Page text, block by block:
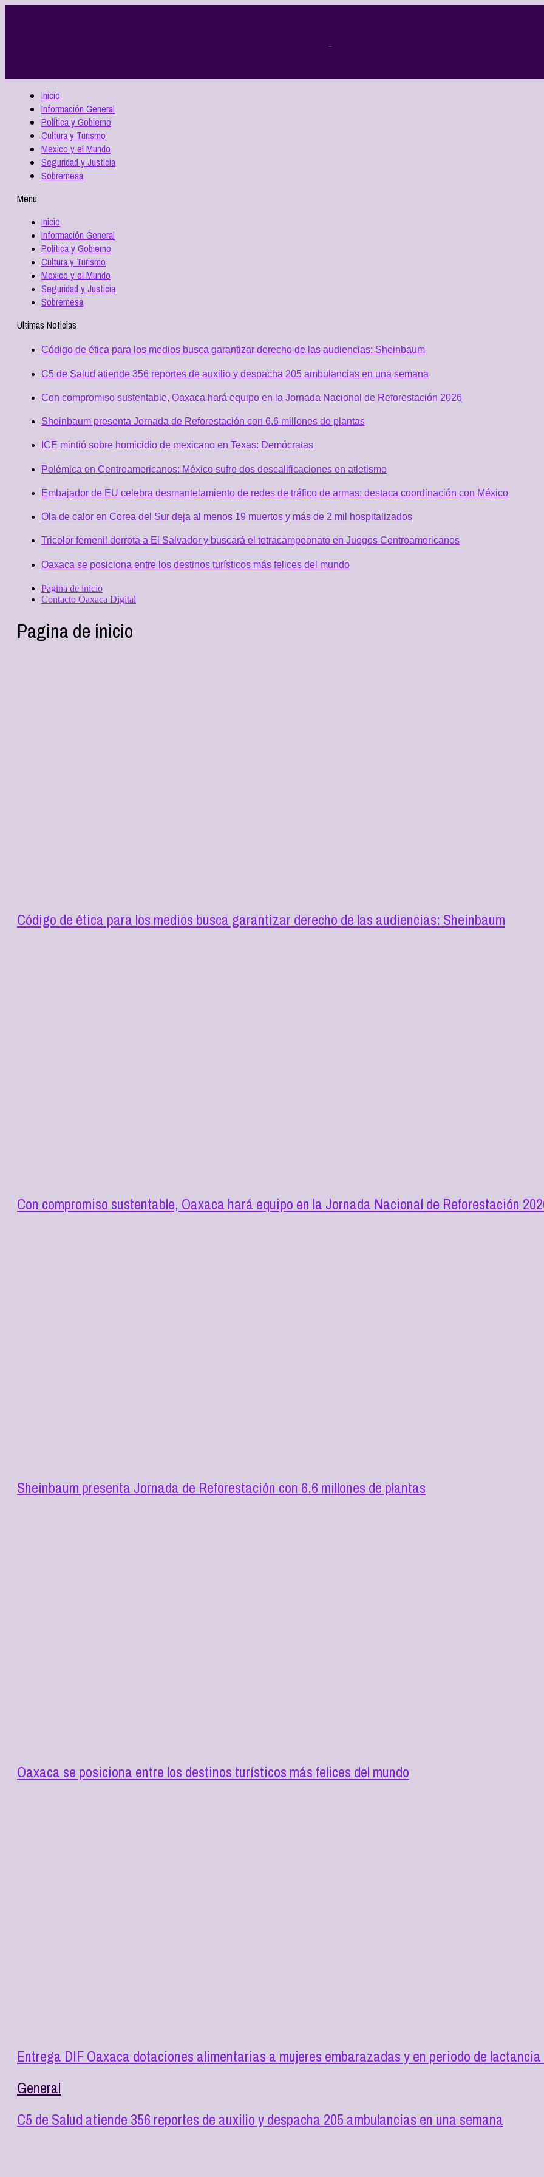
Inicio
Información General
Política y Gobierno
Cultura y Turismo
Mexico y el Mundo
Seguridad y Justicia
Sobremesa
Menu
Inicio
Información General
Política y Gobierno
Cultura y Turismo
Mexico y el Mundo
Seguridad y Justicia
Sobremesa
Ultimas Noticias
Código de ética para los medios busca garantizar derecho de las audiencias: Sheinbaum
C5 de Salud atiende 356 reportes de auxilio y despacha 205 ambulancias en una semana
Con compromiso sustentable, Oaxaca hará equipo en la Jornada Nacional de Reforestación 2026
Sheinbaum presenta Jornada de Reforestación con 6.6 millones de plantas
ICE mintió sobre homicidio de mexicano en Texas: Demócratas
Polémica en Centroamericanos: México sufre dos descalificaciones en atletismo
Embajador de EU celebra desmantelamiento de redes de tráfico de armas: destaca coordinación con México
Ola de calor en Corea del Sur deja al menos 19 muertos y más de 2 mil hospitalizados
Tricolor femenil derrota a El Salvador y buscará el tetracampeonato en Juegos Centroamericanos
Oaxaca se posiciona entre los destinos turísticos más felices del mundo
Pagina de inicio
Contacto Oaxaca Digital
Pagina de inicio
Código de ética para los medios busca garantizar derecho de las audiencias: Sheinbaum
Con compromiso sustentable, Oaxaca hará equipo en la Jornada Nacional de Reforestación
Sheinbaum presenta Jornada de Reforestación con 6.6 millones de plantas
Oaxaca se posiciona entre los destinos turísticos más felices del mundo
Entrega DIF Oaxaca dotaciones alimentarias a mujeres embarazadas y en periodo de
General
C5 de Salud atiende 356 reportes de auxilio y despacha 205 ambulancias en una semana